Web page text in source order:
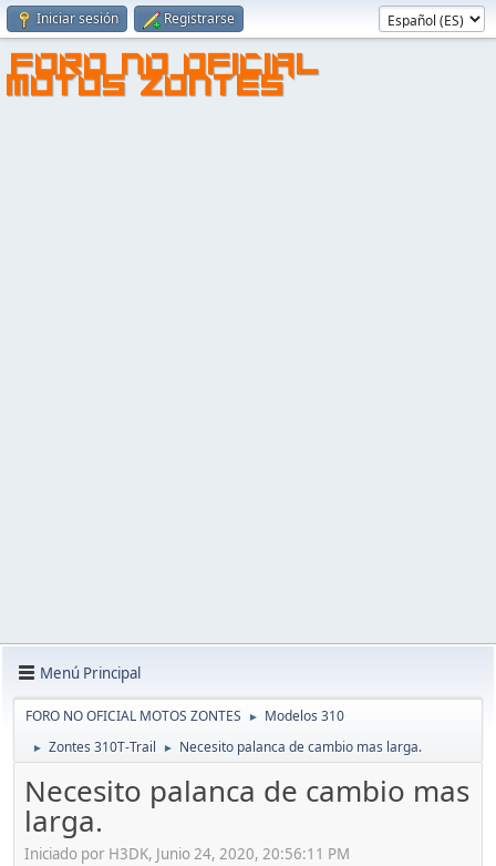
Iniciar sesión Registrarse
FORO NO OFICIAL
MOTOS ZONTES
Menú Principal
FORO NO OFICIAL MOTOS ZONTES ► Modelos 310
► Zontes 310T-Trail ► Necesito palanca de cambio mas larga.
Necesito palanca de cambio mas
larga.
Iniciado por H3DK, Junio 24, 2020, 20:56:11 PM